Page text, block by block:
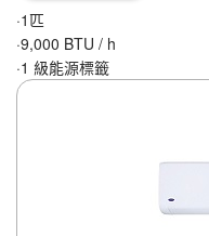
·1匹
·9,000 BTU / h
·1 級能源標籤